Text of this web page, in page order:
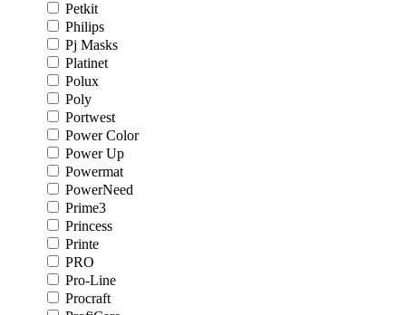
Petkit
Philips
Pj Masks
Platinet
Polux
Poly
Portwest
Power Color
Power Up
Powermat
PowerNeed
Prime3
Princess
Printe
PRO
Pro-Line
Procraft